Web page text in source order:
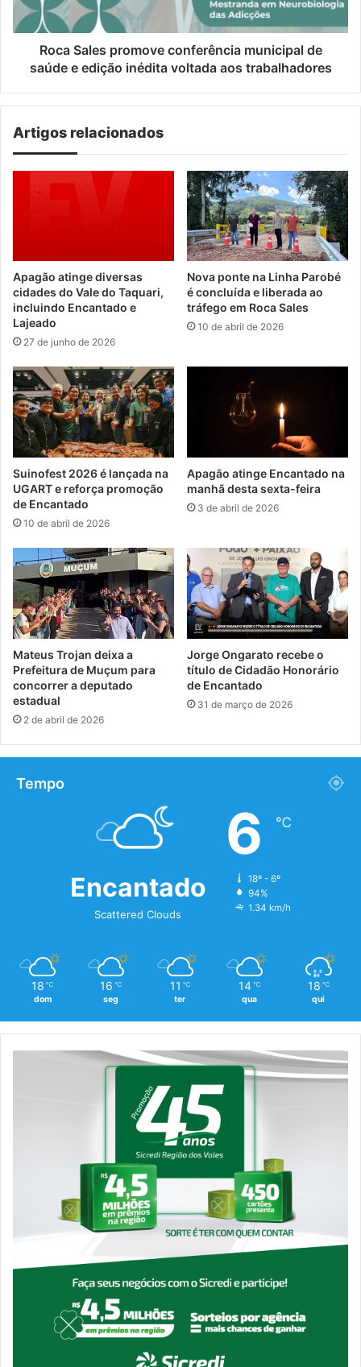
edição
inédita
voltada
trabalhadores
Roca Sales promove conferência municipal de
saúde e edição inédita voltada aos trabalhadores
Artigos relacionados
Apagão atinge diversas
cidades do Vale do Taquari,
incluindo Encantado e
Lajeado
27 de junho de 2026
Nova ponte na Linha Parobé
é concluída e liberada ao
tráfego em Roca Sales
10 de abril de 2026
Suinofest 2026 é lançada na
UGART e reforça promoção
de Encantado
10 de abril de 2026
Apagão atinge Encantado na
manhã desta sexta-feira
3 de abril de 2026
Mateus Trojan deixa a
Prefeitura de Muçum para
concorrer a deputado
estadual
2 de abril de 2026
Jorge Ongarato recebe o
título de Cidadão Honorário
de Encantado
31 de março de 2026
Tempo
Encantado
Scattered Clouds
6 ℃
18º - 6º
94%
1.34 km/h
18 ℃
dom
16 ℃
seg
11 ℃
ter
14 ℃
qua
18 ℃
qui